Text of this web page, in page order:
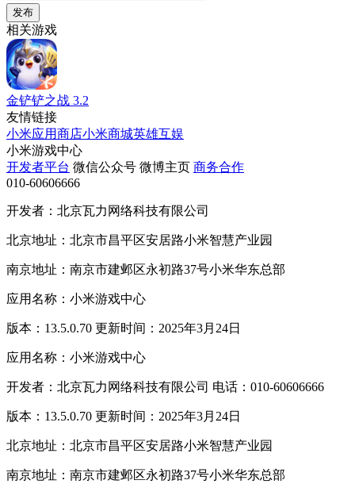
发布
相关游戏
金铲铲之战 3.2
友情链接
小米应用商店小米商城英雄互娱
小米游戏中心
开发者平台 微信公众号 微博主页 商务合作
010-60606666
开发者：北京瓦力网络科技有限公司
北京地址：北京市昌平区安居路小米智慧产业园
南京地址：南京市建邺区永初路37号小米华东总部
应用名称：小米游戏中心
版本：13.5.0.70 更新时间：2025年3月24日
应用名称：小米游戏中心
开发者：北京瓦力网络科技有限公司 电话：010-60606666
版本：13.5.0.70 更新时间：2025年3月24日
北京地址：北京市昌平区安居路小米智慧产业园
南京地址：南京市建邺区永初路37号小米华东总部